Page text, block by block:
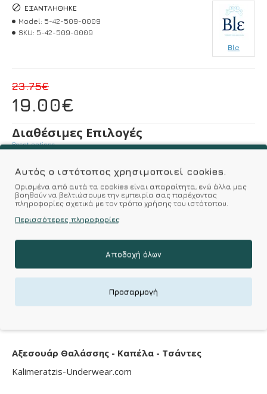
19.00€
23.75€
ΕΞΑΝΤΛΉΘΗΚΕ
Model: 5-42-509-0009
SKU: 5-42-509-0009
Ble
Διαθέσιμες Επιλογές
Reset options
Επιλέξτε Μέγεθος
Επιθυμητό Σύγκριση
Αξεσουάρ Θαλάσσης - Καπέλα - Τσάντες
Kalimeratzis-Underwear.com
Αυτός ο ιστότοπος χρησιμοποιεί cookies.
Ορισμένα από αυτά τα cookies είναι απαραίτητα, ενώ άλλα μας
βοηθούν να βελτιώσουμε την εμπειρία σας παρέχοντας
πληροφορίες σχετικά με τον τρόπο χρήσης του ιστότοπου.
Περισσότερες πληροφορίες
Αποδοχή όλων
Προσαρμογή